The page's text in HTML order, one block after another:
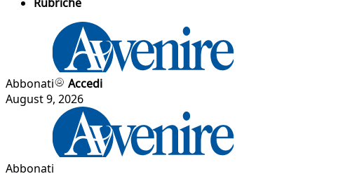
Abbonati
Accedi
August 9, 2026
Abbonati